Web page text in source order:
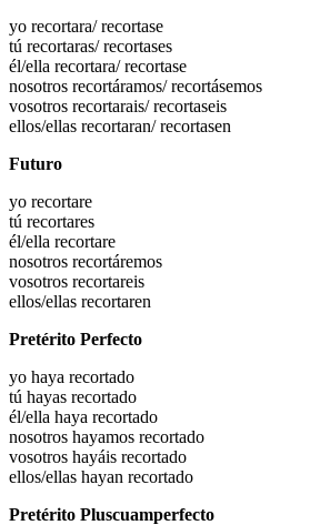
yo recortara/ recortase
tú recortaras/ recortases
él/ella recortara/ recortase
nosotros recortáramos/ recortásemos
vosotros recortarais/ recortaseis
ellos/ellas recortaran/ recortasen
Futuro
yo recortare
tú recortares
él/ella recortare
nosotros recortáremos
vosotros recortareis
ellos/ellas recortaren
Pretérito Perfecto
yo haya recortado
tú hayas recortado
él/ella haya recortado
nosotros hayamos recortado
vosotros hayáis recortado
ellos/ellas hayan recortado
Pretérito Pluscuamperfecto